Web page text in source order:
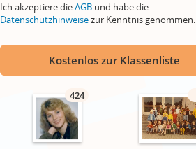
Ich akzeptiere dieAGB und habe die
Datenschutzhinweisezur Kenntnis genommen.
Kostenlos zur Klassenliste
424